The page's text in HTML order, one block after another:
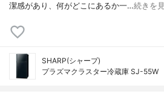
潔感があり、何がどこにあるか一…続きを
SHARP(シャープ)
プラズマクラスター冷蔵庫 SJ-55W